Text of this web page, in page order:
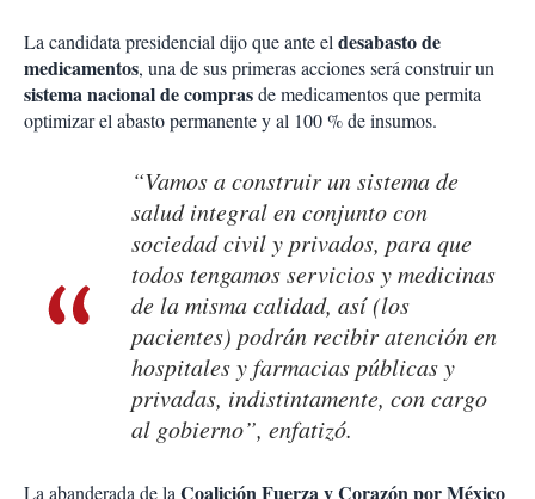
La candidata presidencial dijo que ante eldesabasto de
medicamentos, una de sus primeras acciones será construir un
sistema nacional de comprasde medicamentos que permita
optimizar el abasto permanente y al 100 % de insumos.
“Vamos a construir un sistema de
salud integral en conjunto con
sociedad civil y privados, para que
todos tengamos servicios y medicinas
de la misma calidad, así (los
pacientes) podrán recibir atención en
hospitales y farmacias públicas y
privadas, indistintamente, con cargo
al gobierno”, enfatizó.
La abanderada de laCoalición Fuerza y Corazón por México